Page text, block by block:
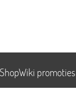
promoties